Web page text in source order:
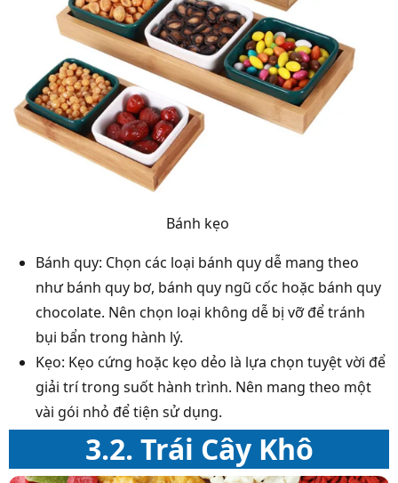
Bánh kẹo
Bánh quy: Chọn các loại bánh quy dễ mang theo
như bánh quy bơ, bánh quy ngũ cốc hoặc bánh quy
chocolate. Nên chọn loại không dễ bị vỡ để tránh
bụi bẩn trong hành lý.
Kẹo: Kẹo cứng hoặc kẹo dẻo là lựa chọn tuyệt vời để
giải trí trong suốt hành trình. Nên mang theo một
vài gói nhỏ để tiện sử dụng.
3.2. Trái Cây Khô